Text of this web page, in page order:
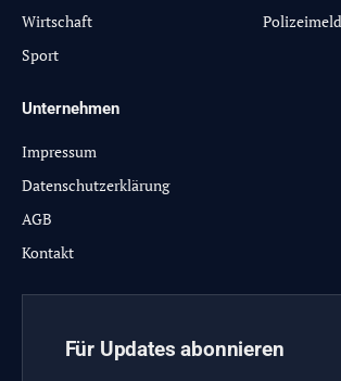
Wirtschaft
Sport
Unternehmen
Impressum
Datenschutzerklärung
AGB
Kontakt
Für Updates abonnieren